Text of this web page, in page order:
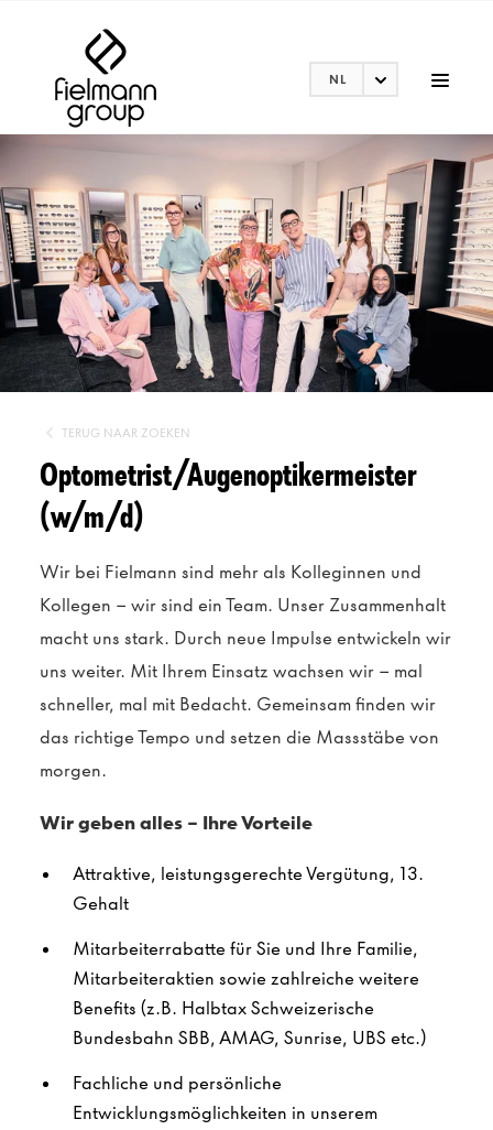
NL
TERUG NAAR ZOEKEN
Optometrist/Augenoptikermeister
(w/m/d)
Wir bei Fielmann sind mehr als Kolleginnen und
Kollegen – wir sind ein Team. Unser Zusammenhalt
macht uns stark. Durch neue Impulse entwickeln wir
uns weiter. Mit Ihrem Einsatz wachsen wir – mal
schneller, mal mit Bedacht. Gemeinsam finden wir
das richtige Tempo und setzen die Massstäbe von
morgen.
Wir geben alles – Ihre Vorteile
Attraktive, leistungsgerechte Vergütung, 13.
Gehalt
Mitarbeiterrabatte für Sie und Ihre Familie,
Mitarbeiteraktien sowie zahlreiche weitere
Benefits (z.B. Halbtax Schweizerische
Bundesbahn SBB, AMAG, Sunrise, UBS etc.​)
Fachliche und persönliche
Entwicklungsmöglichkeiten in unserem